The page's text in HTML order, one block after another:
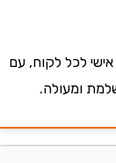
לכל לקוח, עם